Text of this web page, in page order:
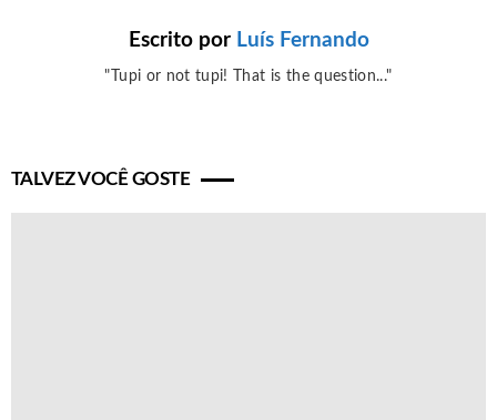
Escrito por Luís Fernando
"Tupi or not tupi! That is the question..."
TALVEZ VOCÊ GOSTE